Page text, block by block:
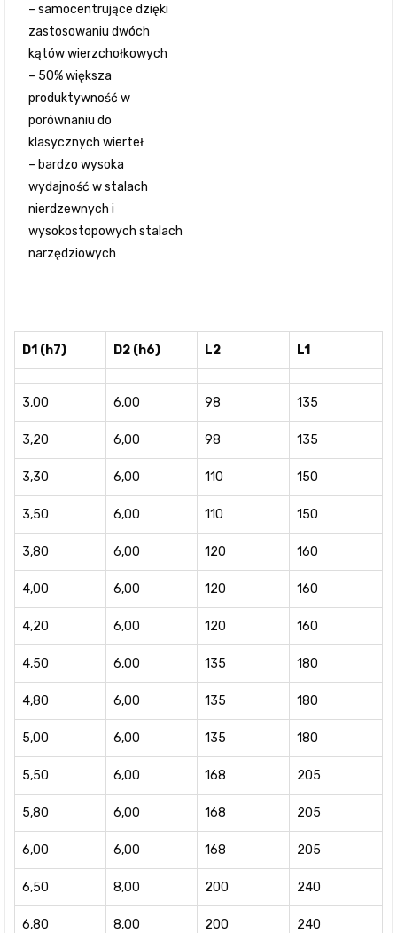
– samocentrujące dzięki
zastosowaniu dwóch
kątów wierzchołkowych
– 50% większa
produktywność w
porównaniu do
klasycznych wierteł
– bardzo wysoka
wydajność w stalach
nierdzewnych i
wysokostopowych stalach
narzędziowych
D1 (h7) D2 (h6) L2 L1
3,00 6,00 98 135
3,20 6,00 98 135
3,30 6,00 110 150
3,50 6,00 110 150
3,80 6,00 120 160
4,00 6,00 120 160
4,20 6,00 120 160
4,50 6,00 135 180
4,80 6,00 135 180
5,00 6,00 135 180
5,50 6,00 168 205
5,80 6,00 168 205
6,00 6,00 168 205
6,50 8,00 200 240
6,80 8,00 200 240